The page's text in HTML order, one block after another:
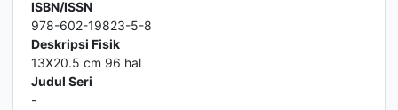
ISBN/ISSN
978-602-19823-5-8
Deskripsi Fisik
13X20.5 cm 96 hal
Judul Seri
-